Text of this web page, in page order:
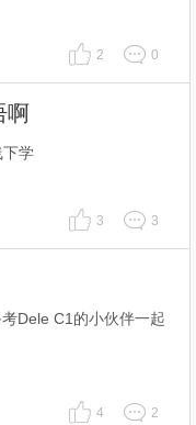
2 0
啊
下学
3 3
Dele C1的小伙伴一起
4 2